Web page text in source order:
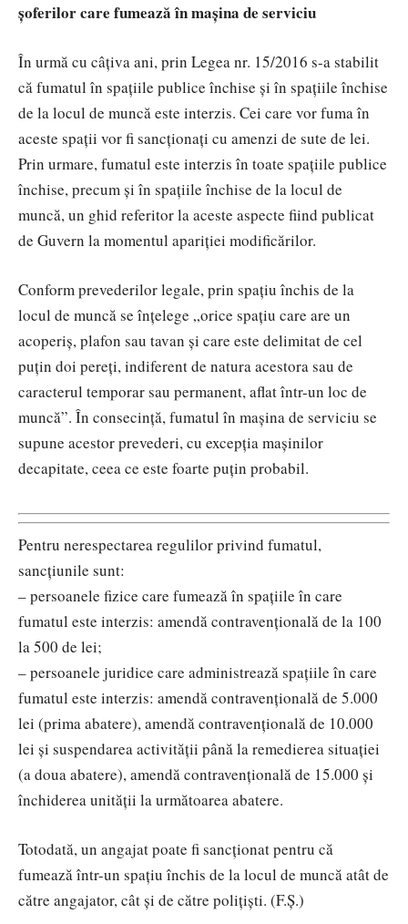
șoferilor care fumează în mașina de serviciu
În urmă cu câțiva ani, prin Legea nr. 15/2016 s-a stabilit
că fumatul în spațiile publice închise și în spațiile închise
de la locul de muncă este interzis. Cei care vor fuma în
aceste spații vor fi sancționați cu amenzi de sute de lei.
Prin urmare, fumatul este interzis în toate spațiile publice
închise, precum și în spațiile închise de la locul de
muncă, un ghid referitor la aceste aspecte fiind publicat
de Guvern la momentul apariției modificărilor.
Conform prevederilor legale, prin spațiu închis de la
locul de muncă se înțelege „orice spaţiu care are un
acoperiş, plafon sau tavan şi care este delimitat de cel
puţin doi pereţi, indiferent de natura acestora sau de
caracterul temporar sau permanent, aflat într-un loc de
muncă”. În consecință, fumatul în mașina de serviciu se
supune acestor prevederi, cu excepția mașinilor
decapitate, ceea ce este foarte puțin probabil.
Pentru nerespectarea regulilor privind fumatul,
sancțiunile sunt:
– persoanele fizice care fumează în spațiile în care
fumatul este interzis: amendă contravențională de la 100
la 500 de lei;
– persoanele juridice care administrează spațiile în care
fumatul este interzis: amendă contravențională de 5.000
lei (prima abatere), amendă contravențională de 10.000
lei și suspendarea activității până la remedierea situației
(a doua abatere), amendă contravențională de 15.000 și
închiderea unității la următoarea abatere.
Totodată, un angajat poate fi sancționat pentru că
fumează într-un spațiu închis de la locul de muncă atât de
către angajator, cât și de către polițiști. (F.Ș.)